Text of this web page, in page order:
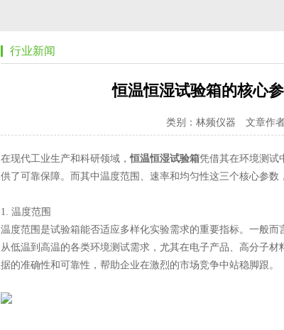
行业新闻
恒温恒湿试验箱的核心
类别：林频仪器 文章作
在现代工业生产和科研领域，恒温恒湿试验箱凭借其在环境测试
供了可靠保障。而其中温度范围、速率和均匀性这三个核心参数
1. 温度范围
温度范围是试验箱能否适应多样化实验需求的重要指标。一般
从低温到高温的各类环境测试需求，尤其在电子产品、高分子
据的准确性和可靠性，帮助企业在激烈的市场竞争中站稳脚跟。